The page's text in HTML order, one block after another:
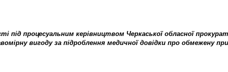
під процесуальним керівництвом Черкаської обласної
вигоду за підроблення медичної довідки про обмежену